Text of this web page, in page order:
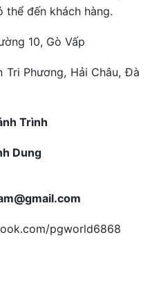
thể đến khách hàng.
10, Gò Vấp
Tri Phương, Hải Châu, Đà
Trình
Dung
pgworld6868